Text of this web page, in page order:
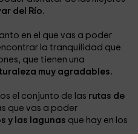
del Río.
en el que vas a poder
la tranquilidad que
que tienen una
muy agradables.
el conjunto de las rutas de
que vas a poder
y las lagunas que hay en los